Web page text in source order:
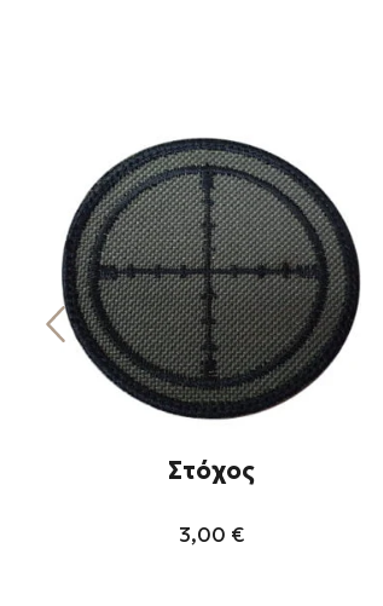
Στόχος
3,00 €